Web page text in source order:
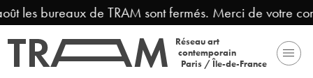
les bureaux de TRAM sont fermés. Merci de votre
Réseau art
contemporain
Paris / Île-de-France